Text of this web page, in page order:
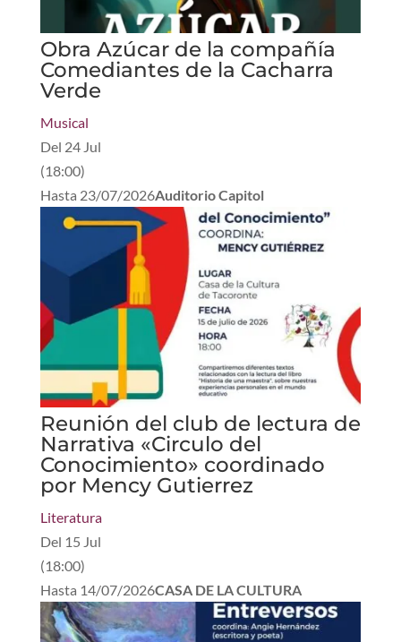
Obra Azúcar de la compañía
Comediantes de la Cacharra
Verde
Musical
Del 24 Jul
(18:00)
Hasta 23/07/2026Auditorio Capitol
Reunión del club de lectura de
Narrativa «Circulo del
Conocimiento» coordinado
por Mency Gutierrez
Literatura
Del 15 Jul
(18:00)
Hasta 14/07/2026CASA DE LA CULTURA